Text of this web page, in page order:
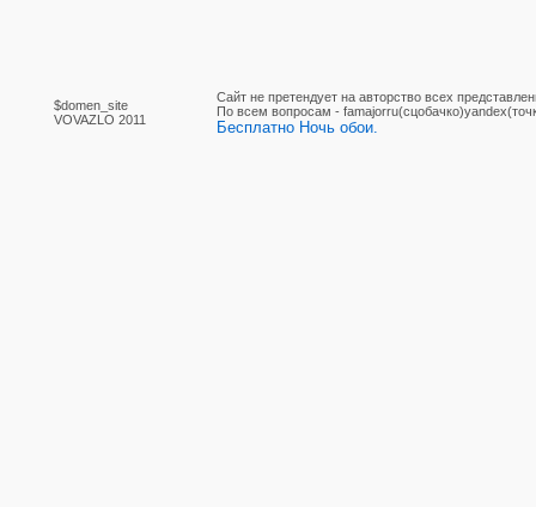
$domen_site
VOVAZLO 2011
Сайт не претендует на авторство всех
По вcем вопросам -
Бесплатно Ночь обои.